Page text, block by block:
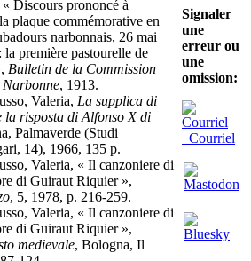
Discours prononcé à
plaque commémorative en
narbonnais, 26 mai
première pastourelle de
Bulletin de la Commission
Narbonne, 1913.
Valeria, La supplica di
la risposta di Alfonso X di
Palmaverde (Studi
14), 1966, 135 p.
Valeria, « Il canzoniere di
di Guiraut Riquier »,
, 5, 1978, p. 216-259.
Valeria, « Il canzoniere di
di Guiraut Riquier »,
medievale, Bologna, Il
Signaler
une
erreur ou
une
omission:
Courriel